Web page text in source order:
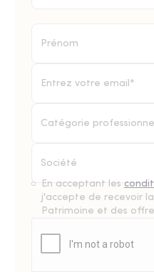
Catégorie
En acceptant les
j'accepte de recevoir
Patrimoine et des